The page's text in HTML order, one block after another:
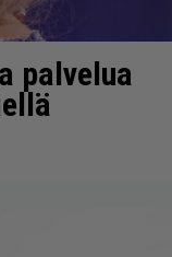
palvelua